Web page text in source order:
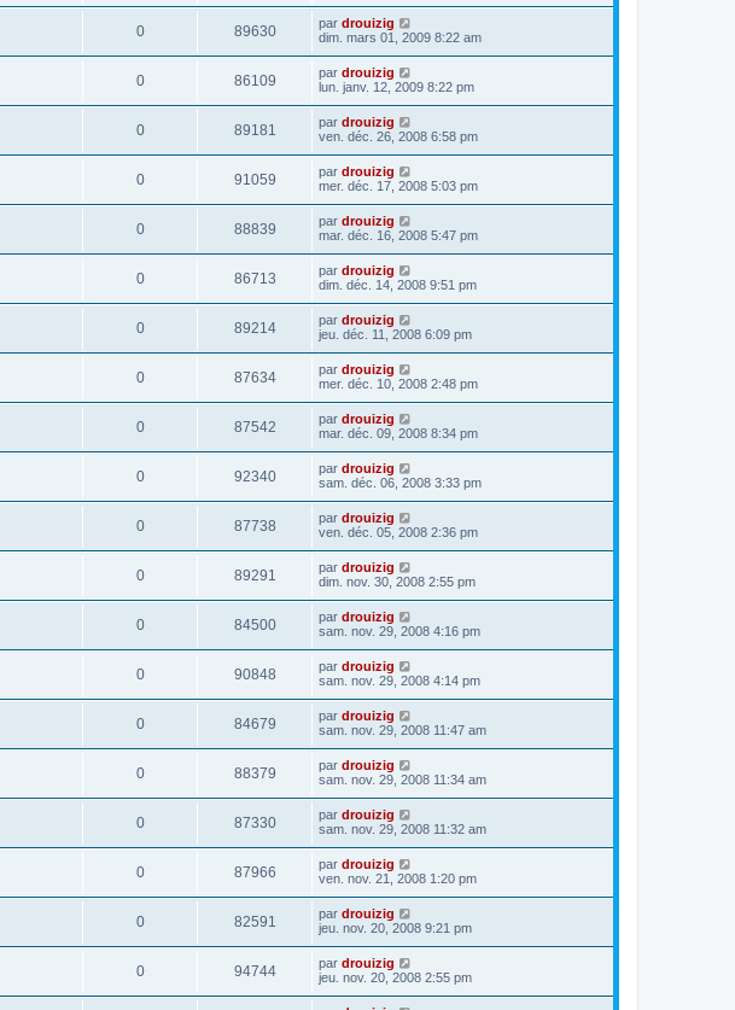
0 89630 par drouizig
dim. mars 01, 2009 8:22 am
0 86109 par drouizig
lun. janv. 12, 2009 8:22 pm
0 89181 par drouizig
ven. déc. 26, 2008 6:58 pm
0 91059 par drouizig
mer. déc. 17, 2008 5:03 pm
0 88839 par drouizig
mar. déc. 16, 2008 5:47 pm
0 86713 par drouizig
dim. déc. 14, 2008 9:51 pm
0 89214 par drouizig
jeu. déc. 11, 2008 6:09 pm
0 87634 par drouizig
mer. déc. 10, 2008 2:48 pm
0 87542 par drouizig
mar. déc. 09, 2008 8:34 pm
0 92340 par drouizig
sam. déc. 06, 2008 3:33 pm
0 87738 par drouizig
ven. déc. 05, 2008 2:36 pm
0 89291 par drouizig
dim. nov. 30, 2008 2:55 pm
0 84500 par drouizig
sam. nov. 29, 2008 4:16 pm
0 90848 par drouizig
sam. nov. 29, 2008 4:14 pm
0 84679 par drouizig
sam. nov. 29, 2008 11:47 am
0 88379 par drouizig
sam. nov. 29, 2008 11:34 am
0 87330 par drouizig
sam. nov. 29, 2008 11:32 am
0 87966 par drouizig
ven. nov. 21, 2008 1:20 pm
0 82591 par drouizig
jeu. nov. 20, 2008 9:21 pm
0 94744 par drouizig
jeu. nov. 20, 2008 2:55 pm